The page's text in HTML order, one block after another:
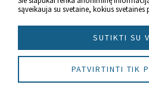
© 2022 Imunitetas.lt
Sukūrė
sąveikauja su svetaine, kokius
SUTIKTI SU
PATVIRTINTI TIK